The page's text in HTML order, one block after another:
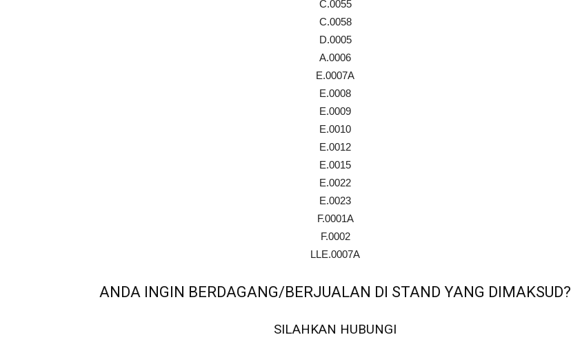
C.0055
C.0058
D.0005
A.0006
E.0007A
E.0008
E.0009
E.0010
E.0012
E.0015
E.0022
E.0023
F.0001A
F.0002
LLE.0007A
ANDA INGIN BERDAGANG/BERJUALAN DI STAND YANG DIMAKSUD?
SILAHKAN HUBUNGI